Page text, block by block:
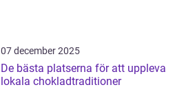
07 december 2025
De bästa platserna för att uppleva
lokala chokladtraditioner